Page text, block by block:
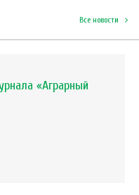
Все новости
«Аграрный